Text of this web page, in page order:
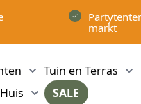
markt
Show submenu for
Tuin en Terras
SALE